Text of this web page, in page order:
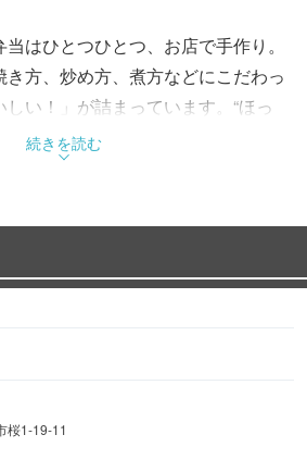
はひとつひとつ、お店で手作り。
方、炒め方、煮方などにこだわっ
い！」が詰まっています。“ほっ
っと”お客様を笑顔にする。これか
届けします。
続きを読む
桜1-19-11